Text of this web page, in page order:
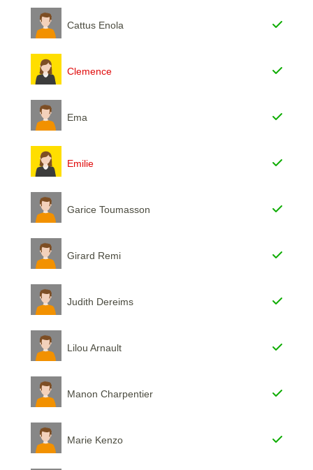
Cattus Enola
Clemence
Ema
Emilie
Garice Toumasson
Girard Remi
Judith Dereims
Lilou Arnault
Manon Charpentier
Marie Kenzo